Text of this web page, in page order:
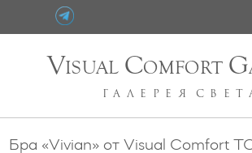
VISUAL COMFORT G
ГАЛЕРЕЯ
Бра «Vivian» от Visual Comfort